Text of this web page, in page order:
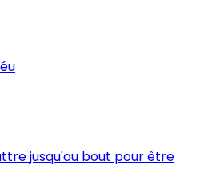
jusqu'au bout pour être